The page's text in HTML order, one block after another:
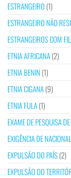
ESTRANGEIRO (1)
ESTRANGEIRO NÃO
ESTRANGEIROS COM
ETNIA AFRICANA(2)
ETNIA BENIN (1)
ETNIA CIGANA(9)
ETNIA FULA(1)
EXAME DE PESQUISA
EXIGÊNCIA DE
EXPULSÃO DO PAÍS(2)
EXPULSÃO DO